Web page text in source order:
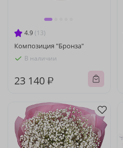
4.9 (13)
Композиция "Бронза"
В наличии
23 140 ₽